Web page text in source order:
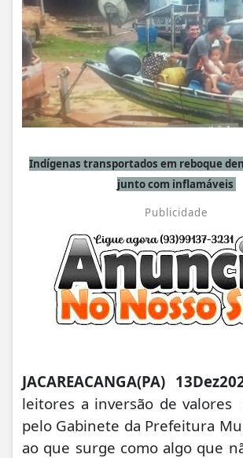
Indígenas transportados em reboque
junto com inflamáveis
Publicidade
JACAREACANGA(PA)
leitores a inversão de valores
pelo Gabinete da Prefeitura
ao que surge como algo que